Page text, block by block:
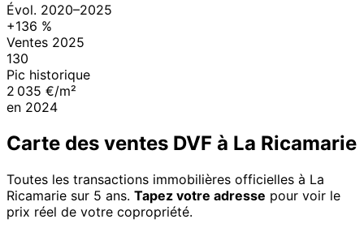
Évol. 2020–2025
+136 %
Ventes 2025
130
Pic historique
2 035 €/m²
en 2024
Carte des ventes DVF à La Ricamarie
Toutes les transactions immobilières officielles à La
Ricamarie sur 5 ans. Tapez votre adresse pour voir le
prix réel de votre copropriété.